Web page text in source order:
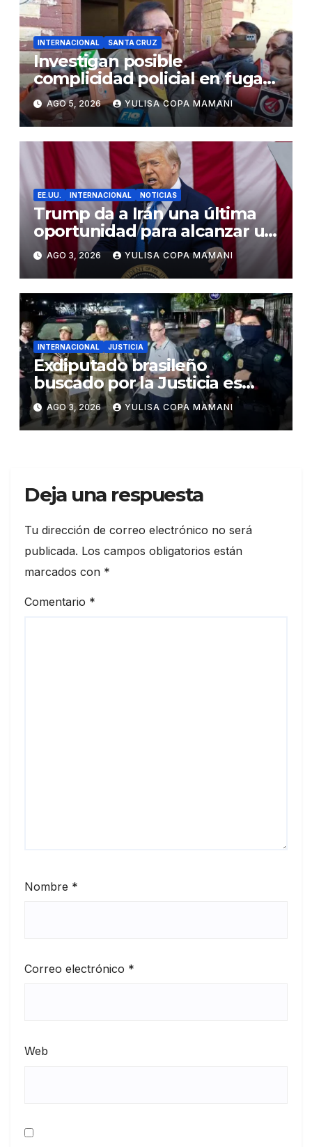
INTERNACIONAL SANTA CRUZ
Investigan posible
complicidad policial en fuga
de dos reos brasileños de
Palmasola
AGO 5, 2026 YULISA COPA MAMANI
EE.UU. INTERNACIONAL NOTICIAS
Trump da a Irán una última
oportunidad para alcanzar un
acuerdo de paz
AGO 3, 2026 YULISA COPA MAMANI
INTERNACIONAL JUSTICIA
Exdiputado brasileño
buscado por la Justicia es
detenido en Bolivia
AGO 3, 2026 YULISA COPA MAMANI
Deja una respuesta
Tu dirección de correo electrónico no será
publicada. Los campos obligatorios están
marcados con *
Comentario *
Nombre *
Correo electrónico *
Web